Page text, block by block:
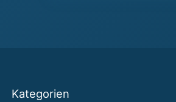
Kategorien